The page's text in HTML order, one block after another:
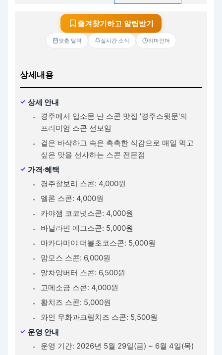
즐겨찾기하고 알림받기
맞춤 달력 실시간 소식 리마인더
상세내용
상세 안내
경주에서 입소문 난 스콘 맛집 '경주스윗문'의
프리미엄 스콘 선보임
겉은 바삭하고 속은 촉촉한 식감으로 매일 먹고
싶은 맛을 선사하는 스콘 전문점
가격·혜택
경주찰보리 스콘: 4,000원
멜론 스콘: 4,000원
카야잼 코코넛스콘: 4,000원
바닐라빈 에그스콘: 5,000원
마카다미야 더블초코스콘: 5,000원
맘모스 스콘: 6,000원
말차앙버터 스콘: 6,500원
고메소금 스콘: 4,000원
황치즈 스콘: 5,000원
와인 무화과크림치즈 스콘: 5,500원
운영 안내
운영 기간: 2026년 5월 29일(금) ~ 6월 4일(목)